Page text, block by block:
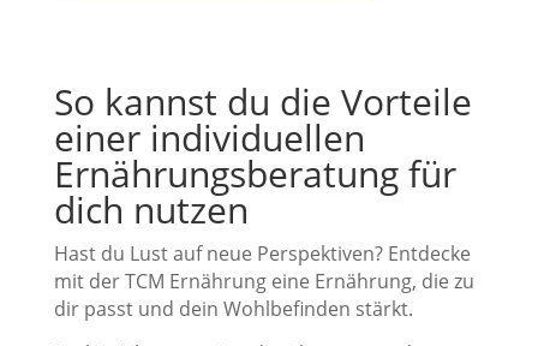
So kannst du die Vorteile
einer individuellen
Ernährungsberatung für
dich nutzen
Hast du Lust auf neue Perspektiven? Entdecke
mit der TCM Ernährung eine Ernährung, die zu
dir passt und dein Wohlbefinden stärkt.